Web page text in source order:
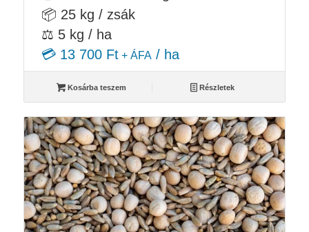
📦 25 kg / zsák
⚖️ 5 kg / ha
💳 13 700 Ft+ ÁFA/ ha
Kosárba teszem Részletek